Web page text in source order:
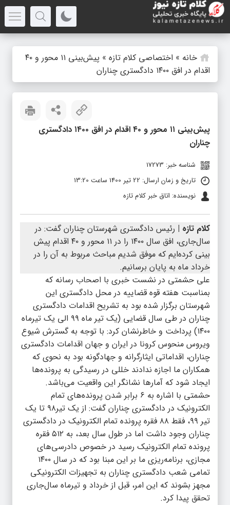
خانه » اختصاصی کلام تازه »
پیش‌بینی ۱۱ محور و ۴۰
اقدام در افق ۱۴۰۰ دادگستری چناران
پیش‌بینی ۱۱ محور و ۴۰ اقدام در افق ۱۴۰۰ دادگستری
چناران
شناسه خبر: 17273
تاریخ و زمان ارسال: 22 تیر 1400 ساعت 13:20
نویسنده: اتاق خبر کلام تازه
کلام تازه | رئیس دادگستری شهرستان چناران گفت: در
سال‌جاری، افق سال ۱۴۰۰ را در ۱۱ محور و ۴۰ اقدام پیش
بینی کرده‌ایم که موفق شدیم مباحث مربوط به آن را در
خرداد ماه به پایان برسانیم.
علی حشمتی در نشست خبری با اصحاب رسانه که
بمناسبت هفته قوه قضاییه در محل دادگستری این
شهرستان برگزار شده بود به تشریح اقدامات دادگستری
چناران در طی سال قضایی (یک تیر ماه ۹۹ الی یک تیرماه
۱۴۰۰) پرداخت و خاطرنشان کرد: با توجه به گسترش شیوع
ویروس منحوس کرونا در ایران و جهان اقدامات دادگستری
چناران، اقداماتی ایثارگرانه و جهادگونه بود به نحوی که
همکاران ما اجازه ندادند خللی در رسیدگی به پرونده‌ها
ایجاد شود که آمارها نشانگر این واقعیت می‌باشد.
حشمتی با اشاره به ۶ برابر شدن پرونده‌های تمام
الکترونیک در دادگستری چناران گفت: از یک تیر۹۸ تا یک
تیر ۹۹، فقط ۸۸ فقره پرونده تمام الکترونیک در دادگستری
چناران وجود داشت اما در طول سال بعد، به ۵۱۲ فقره
پرونده تمام الکترونیک رسید در خصوص دادرسی‌های
مجازی، برنامه‌ریزی ما بر این مبنا بود که در سال ۱۴۰۰
تمامی شعب دادگستری چناران به تجهیزات الکترونیکی
مجهز بشوند که این امر، قبل از خرداد و تیرماه سال‌جاری
تحقق پیدا کرد.